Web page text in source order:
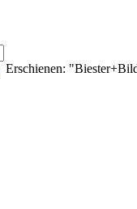
Erschienen: